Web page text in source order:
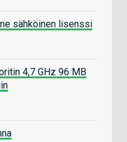
sähköinen lisenssi
4,7 GHz 96 MB